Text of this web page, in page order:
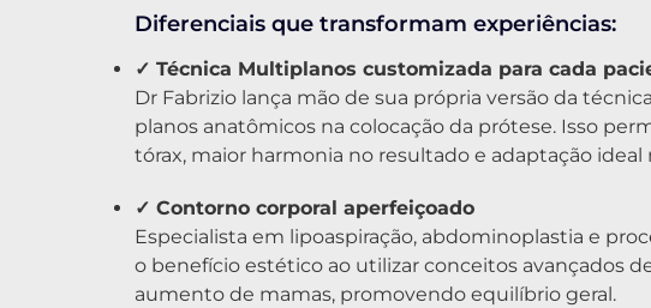
Diferenciais que transformam experiências:
✓ Técnica Multiplanos customizada para cada
Dr Fabrizio lança mão de sua própria versão da
planos anatômicos na colocação da prótese. Isso
tórax, maior harmonia no resultado e adaptação
✓ Contorno corporal aperfeiçoado
Especialista em lipoaspiração, abdominoplastia e
o benefício estético ao utilizar conceitos avançados
aumento de mamas, promovendo equilíbrio geral.